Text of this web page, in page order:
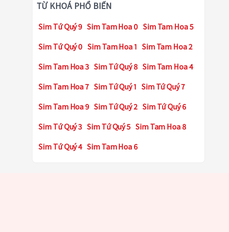
TỪ KHOÁ PHỔ BIẾN
Sim Tứ Quý 9 Sim Tam Hoa 0 Sim Tam Hoa 5
Sim Tứ Quý 0 Sim Tam Hoa 1 Sim Tam Hoa 2
Sim Tam Hoa 3 Sim Tứ Quý 8 Sim Tam Hoa 4
Sim Tam Hoa 7 Sim Tứ Quý 1 Sim Tứ Quý 7
Sim Tam Hoa 9 Sim Tứ Quý 2 Sim Tứ Quý 6
Sim Tứ Quý 3 Sim Tứ Quý 5 Sim Tam Hoa 8
Sim Tứ Quý 4 Sim Tam Hoa 6